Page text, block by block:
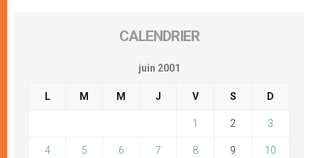
CALENDRIER
juin 2001
L M M J V S D
1 2 3
4 5 6 7 8 9 10